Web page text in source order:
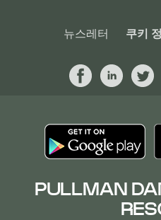
뉴스레터 쿠키
PULLMAN